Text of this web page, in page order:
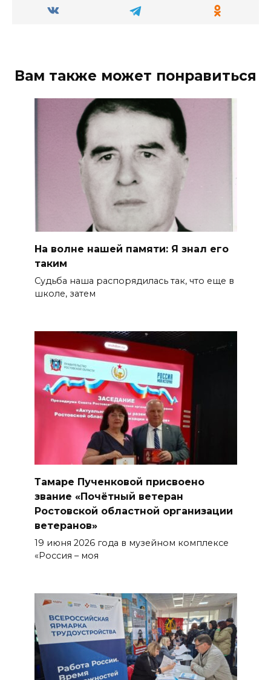
Вам также может понравиться
На волне нашей памяти: Я знал его
таким
Судьба наша распорядилась так, что еще в
школе, затем
Тамаре Пученковой присвоено
звание «Почётный ветеран
Ростовской областной организации
ветеранов»
19 июня 2026 года в музейном комплексе
«Россия – моя